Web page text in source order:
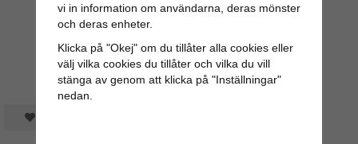
Spara som favorit
vi in information om användarna, deras mönster
och deras enheter.
Klicka på "Okej" om du tillåter alla cookies eller
välj vilka cookies du tillåter och vilka du vill
stänga av genom att klicka på "Inställningar"
nedan.